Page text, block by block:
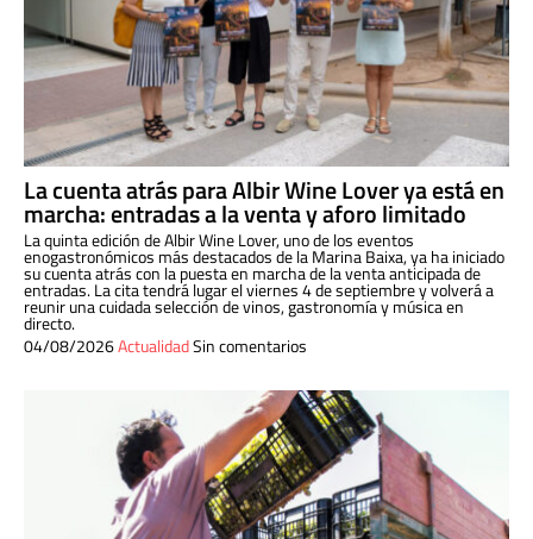
La cuenta atrás para Albir Wine Lover ya está en
marcha: entradas a la venta y aforo limitado
La quinta edición de Albir Wine Lover, uno de los eventos
enogastronómicos más destacados de la Marina Baixa, ya ha iniciado
su cuenta atrás con la puesta en marcha de la venta anticipada de
entradas. La cita tendrá lugar el viernes 4 de septiembre y volverá a
reunir una cuidada selección de vinos, gastronomía y música en
directo.
04/08/2026ActualidadSin comentarios